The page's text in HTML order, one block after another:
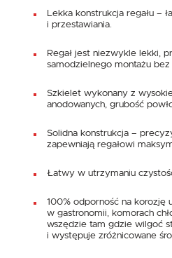
Lekka konstrukcja regału –
i przestawiania.
Regał jest niezwykle lekki,
samodzielnego montażu bez
Szkielet wykonany z
anodowanych, grubość
Solidna konstrukcja –
zapewniają regałowi
Łatwy w utrzymaniu
100% odporność na korozję
w gastronomii, komorach
wszędzie tam gdzie wilgoć
i występuje zróżnicowane